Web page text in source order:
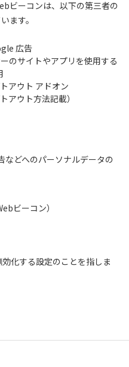
ビーコンは、以下の第三者の
ます。
広告
のサイトやアプリを使用する
アウト アドオン
アウト方法記載）
などへのパーソナルデータの
ビーコン）
化する設定のことを指しま